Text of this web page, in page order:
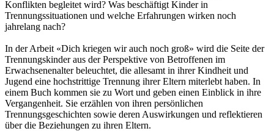
Konflikten begleitet wird? Was beschäftigt Kinder in
Trennungssituationen und welche Erfahrungen wirken noch
jahrelang nach?
In der Arbeit «Dich kriegen wir auch noch groß» wird die Seite der
Trennungskinder aus der Perspektive von Betroffenen im
Erwachsenenalter beleuchtet, die allesamt in ihrer Kindheit und
Jugend eine hochstrittige Trennung ihrer Eltern miterlebt haben. In
einem Buch kommen sie zu Wort und geben einen Einblick in ihre
Vergangenheit. Sie erzählen von ihren persönlichen
Trennungsgeschichten sowie deren Auswirkungen und reflektieren
über die Beziehungen zu ihren Eltern.